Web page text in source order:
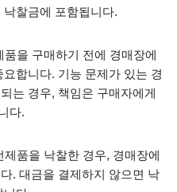
찰금에 포함됩니다.
을 구매하기 전에 경매장에
합니다. 기능 문제가 있는 경
는 경우, 책임은 구매자에게
다.
품을 낙찰한 경우, 경매장에
. 대금을 결제하지 않으면 낙